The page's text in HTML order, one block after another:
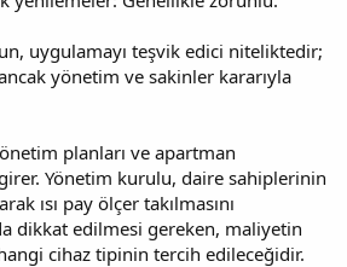
uygulamayı teşvik edici niteliktedir;
yönetim ve sakinler kararıyla
planları ve apartman
Yönetim kurulu, daire sahiplerinin
ısı pay ölçer takılmasını
dikkat edilmesi gereken, maliyetin
hangi cihaz tipinin tercih edileceğidir.